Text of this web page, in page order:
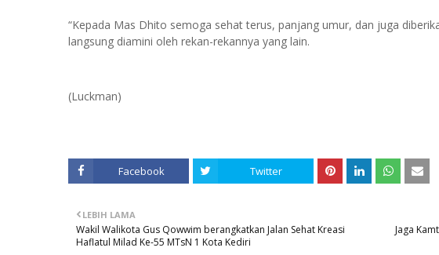
“Kepada Mas Dhito semoga sehat terus, panjang umur, dan juga
langsung diamini oleh rekan-rekannya yang lain.
(Luckman)
Facebook Twitter
Jaga
LEBIH LAMA
Wakil Walikota Gus Qowwim berangkatkan Jalan Sehat Kreasi
Haflatul Milad Ke-55 MTsN 1 Kota Kediri